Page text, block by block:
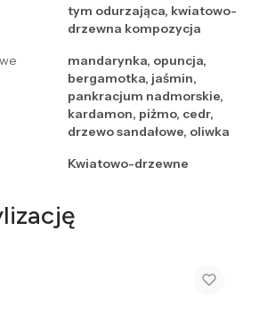
tym odurzająca, kwiatowo-
drzewna kompozycja
mandarynka, opuncja,
bergamotka, jaśmin,
pankracjum nadmorskie,
kardamon, piżmo, cedr,
drzewo sandałowe, oliwka
Kwiatowo-drzewne